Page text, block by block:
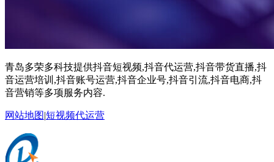
青岛多荣多科技提供抖音短视频,抖音代运营,抖音带货直播,抖
音运营培训,抖音账号运营,抖音企业号,抖音引流,抖音电商,抖
音营销等多项服务内容.
网站地图|短视频代运营